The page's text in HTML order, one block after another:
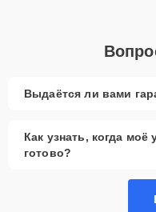
Выдаётся ли вами
Как узнать, когда моё
готово?